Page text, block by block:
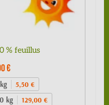
% feuillus
€
5,50 €
kg 129,00 €